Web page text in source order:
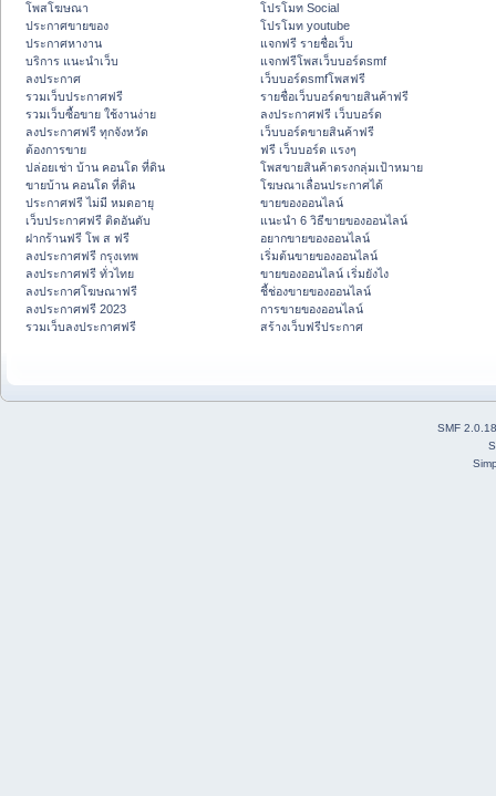
โพสโฆษณา
ประกาศขายของ
ประกาศหางาน
บริการ แนะนำเว็บ
ลงประกาศ
รวมเว็บประกาศฟรี
รวมเว็บซื้อขาย ใช้งานง่าย
ลงประกาศฟรี ทุกจังหวัด
ต้องการขาย
ปล่อยเช่า บ้าน คอนโด ที่ดิน
ขายบ้าน คอนโด ที่ดิน
ประกาศฟรี ไม่มี หมดอายุ
เว็บประกาศฟรี ติดอันดับ
ฝากร้านฟรี โพ ส ฟรี
ลงประกาศฟรี กรุงเทพ
ลงประกาศฟรี ทั่วไทย
ลงประกาศโฆษณาฟรี
ลงประกาศฟรี 2023
รวมเว็บลงประกาศฟรี
โปรโมท Social
โปรโมท youtube
แจกฟรี รายชื่อเว็บ
แจกฟรีโพสเว็บบอร์ดsmf
เว็บบอร์ดsmfโพสฟรี
รายชื่อเว็บบอร์ดขายสินค้าฟรี
ลงประกาศฟรี เว็บบอร์ด
เว็บบอร์ดขายสินค้าฟรี
ฟรี เว็บบอร์ด แรงๆ
โพสขายสินค้าตรงกลุ่มเป้าหมาย
โฆษณาเลื่อนประกาศได้
ขายของออนไลน์
แนะนำ 6 วิธีขายของออนไลน์
อยากขายของออนไลน์
เริ่มต้นขายของออนไลน์
ขายของออนไลน์ เริ่มยังไง
ชี้ช่องขายของออนไลน์
การขายของออนไลน์
สร้างเว็บฟรีประกาศ
SMF 2.0.18